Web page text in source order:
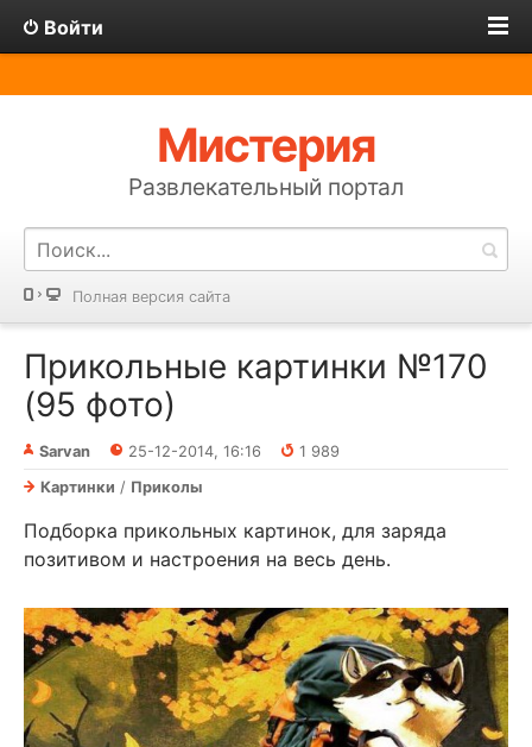
Войти
Мистерия
Развлекательный портал
Полная версия сайта
Прикольные картинки №170
(95 фото)
Sarvan 25-12-2014, 16:16
1 989
Картинки / Приколы
Подборка прикольных картинок, для заряда
позитивом и настроения на весь день.